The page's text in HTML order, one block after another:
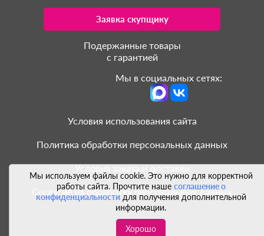
Мы используем файлы cookie. Это нужно для корректной
работы сайта. Прочтите наше соглашение о
конфиденциальностидля получения дополнительной
информации.
Хорошо
Заявка скупщику
Подержанные товары
с гарантией
Мы в социальных сетях:
Условия использования сайта
Политика обработки персональных данных
Условия заказа и доставки
Согласие на обработку персональных данных